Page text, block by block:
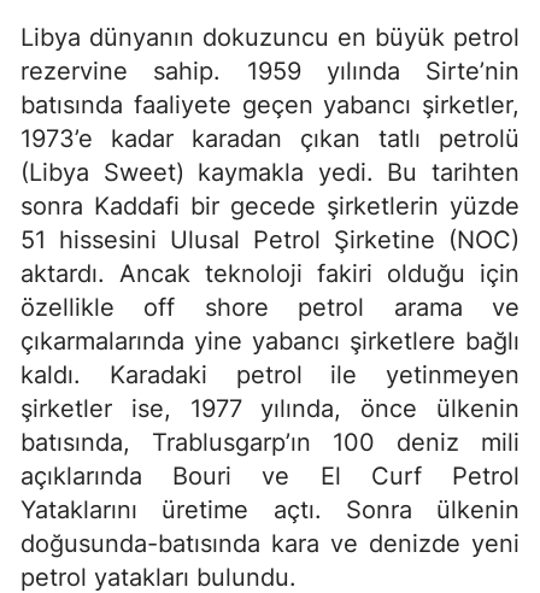
Libya dünyanın dokuzuncu en büyük petrol
rezervine sahip. 1959 yılında Sirte’nin
batısında faaliyete geçen yabancı şirketler,
1973’e kadar karadan çıkan tatlı petrolü
(Libya Sweet) kaymakla yedi. Bu tarihten
sonra Kaddafi bir gecede şirketlerin yüzde
51 hissesini Ulusal Petrol Şirketine (NOC)
aktardı. Ancak teknoloji fakiri olduğu için
özellikle off shore petrol arama ve
çıkarmalarında yine yabancı şirketlere bağlı
kaldı. Karadaki petrol ile yetinmeyen
şirketler ise, 1977 yılında, önce ülkenin
batısında, Trablusgarp’ın 100 deniz mili
açıklarında Bouri ve El Curf Petrol
Yataklarını üretime açtı. Sonra ülkenin
doğusunda-batısında kara ve denizde yeni
petrol yatakları bulundu.